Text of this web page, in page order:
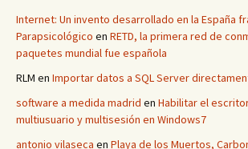
Internet: Un invento desarrollado en la España
Parapsicológico en RETD, la primera red de
paquetes mundial fue española
RLM en Importar datos a SQL Server
software a medida madrid en Habilitar el
multiusuario y multisesión en Windows7
antonio vilaseca en Playa de los Muertos,